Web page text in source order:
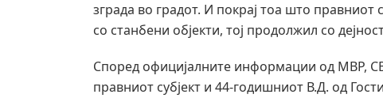
зграда во градот. И покрај тоа што правниот
со станбени објекти, тој продолжил со
Според официјалните информации од МВР,
правниот субјект и 44-годишниот В.Д. од